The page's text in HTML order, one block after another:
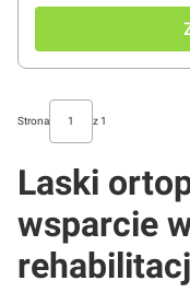
Strona z 1
Laski
wsparcie